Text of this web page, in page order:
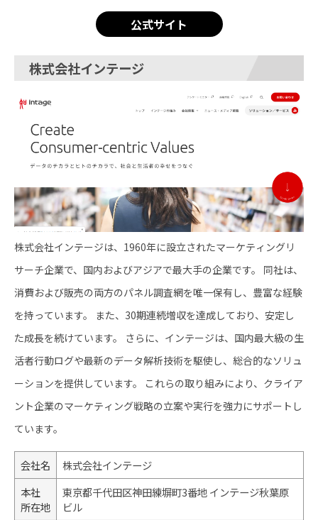
公式サイト
株式会社インテージ
株式会社インテージは、1960年に設立されたマーケティングリ
サーチ企業で、国内およびアジアで最大手の企業です。 ​同社は、
消費および販売の両方のパネル調査網を唯一保有し、豊富な経験
を持っています。 ​また、30期連続増収を達成しており、安定し
た成長を続けています。 ​さらに、インテージは、国内最大級の生
活者行動ログや最新のデータ解析技術を駆使し、総合的なソリュ
ーションを提供しています。 ​これらの取り組みにより、クライア
ント企業のマーケティング戦略の立案や実行を強力にサポートし
ています。
会社名
株式会社インテージ
本社
所在地
東京都千代田区神田練塀町3番地 インテージ秋葉原
ビル